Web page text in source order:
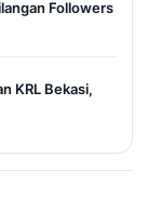
Followers
KRL Bekasi,